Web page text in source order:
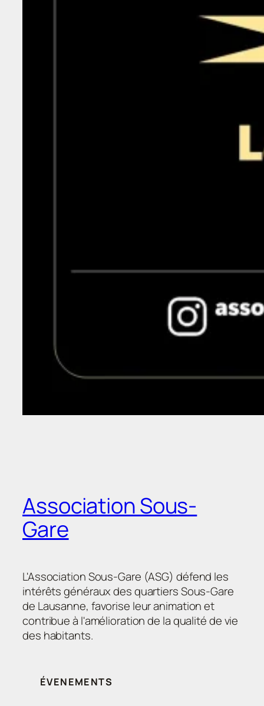
Association Sous-
Gare
L'Association Sous-Gare (ASG) défend les
intérêts généraux des quartiers Sous-Gare
de Lausanne, favorise leur animation et
contribue à l'amélioration de la qualité de vie
des habitants.
ÉVENEMENTS